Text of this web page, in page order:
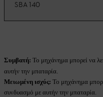
SBA 140
Συμβατή: Το μηχάνημα μπορεί να
αυτήν την μπαταρία.
Μειωμένη ισχύς: Το μηχάνημα
συνδυασμό με αυτήν την μπαταρία.